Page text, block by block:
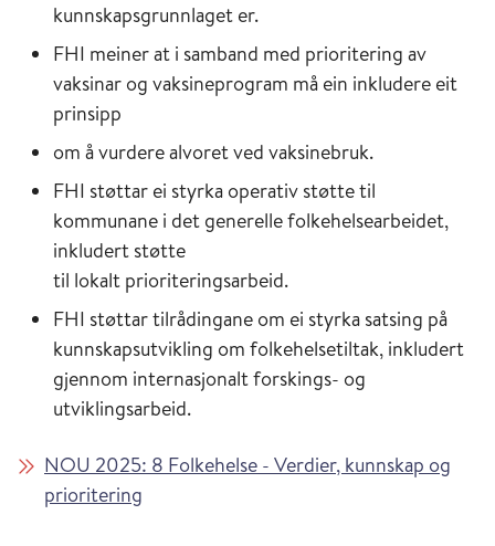
kunnskapsgrunnlaget er.
FHI meiner at i samband med prioritering av
vaksinar og vaksineprogram må ein inkludere eit
prinsipp
om å vurdere alvoret ved vaksinebruk.
FHI støttar ei styrka operativ støtte til
kommunane i det generelle folkehelsearbeidet,
inkludert støtte
til lokalt prioriteringsarbeid.
FHI støttar tilrådingane om ei styrka satsing på
kunnskapsutvikling om folkehelsetiltak, inkludert
gjennom internasjonalt forskings- og
utviklingsarbeid.
NOU 2025: 8 Folkehelse - Verdier, kunnskap og
prioritering